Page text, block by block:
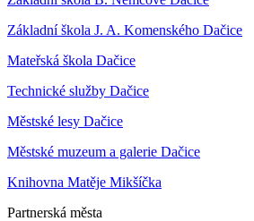
Základní škola J. A. Komenského Dačice
Mateřská škola Dačice
Technické služby Dačice
Městské lesy Dačice
Městské muzeum a galerie Dačice
Knihovna Matěje Mikšíčka
Partnerská města